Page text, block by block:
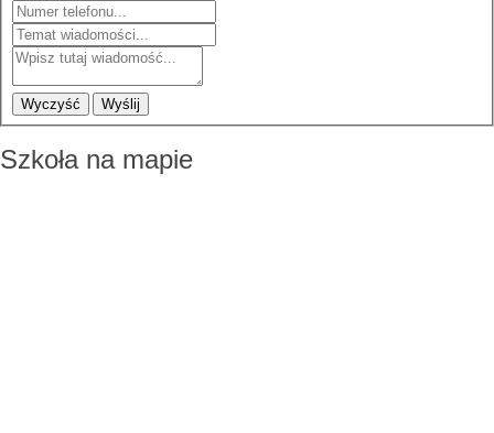
Wyczyść Wyślij
Szkoła na mapie